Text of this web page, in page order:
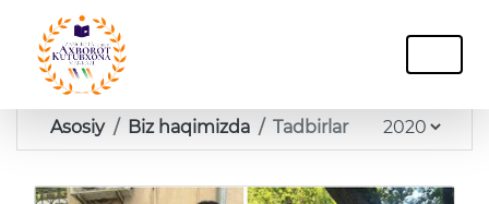
Asosiy Biz haqimizda Tadbirlar